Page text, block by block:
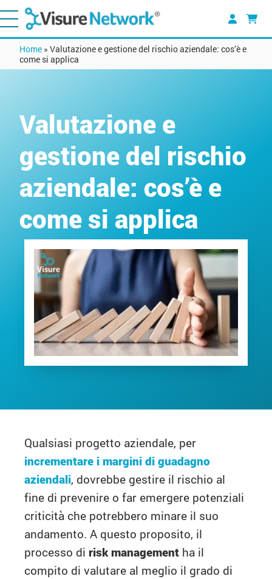
Home » Valutazione e gestione del rischio aziendale: cos’è e
come si applica
Valutazione e
gestione del rischio
aziendale: cos’è e
come si applica
Qualsiasi progetto aziendale, per
incrementare i margini di guadagno
aziendali, dovrebbe gestire il rischio al
fine di prevenire o far emergere potenziali
criticità che potrebbero minare il suo
andamento. A questo proposito, il
processo di risk management ha il
compito di valutare al meglio il grado di